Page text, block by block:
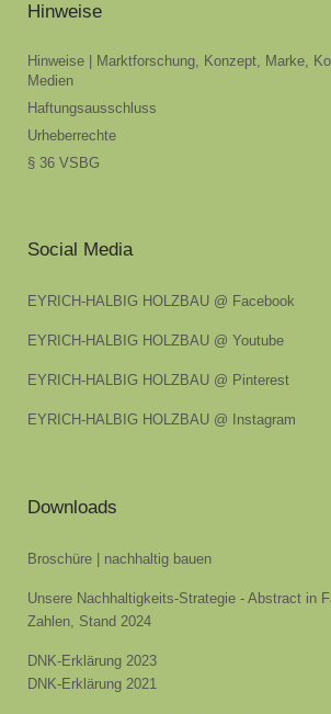
Hinweise
Hinweise | Marktforschung, Konzept, Marke,
Medien
Haftungsausschluss
Urheberrechte
§ 36 VSBG
Social Media
EYRICH-HALBIG HOLZBAU @ Facebook
EYRICH-HALBIG HOLZBAU @ Youtube
EYRICH-HALBIG HOLZBAU @ Pinterest
EYRICH-HALBIG HOLZBAU @ Instagram
Downloads
Broschüre | nachhaltig bauen
Unsere Nachhaltigkeits-Strategie - Abstract in
Zahlen, Stand 2024
DNK-Erklärung 2023
DNK-Erklärung 2021